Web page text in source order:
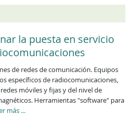
la puesta en servicio
de redes de comunicación. Equipos
específicos de radiocomunicaciones,
móviles y fijas y del nivel de
Herramientas "software" para
más ECP1222_3
...